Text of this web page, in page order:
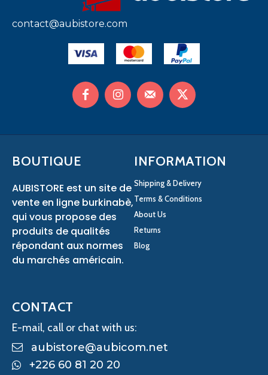
contact@aubistore.com
BOUTIQUE
AUBISTORE est un site de
vente en ligne burkinabè,
qui vous propose des
produits de qualités
répondant aux normes
du marchés américain.
INFORMATION
Shipping & Delivery
Terms & Conditions
About Us
Returns
Blog
CONTACT
E-mail, call or chat with us:
aubistore@aubicom.net
+226 60 81 20 20